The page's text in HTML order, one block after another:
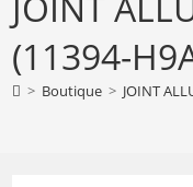
SYM
GTS
(11394-
(11394-
> Boutique > JOINT